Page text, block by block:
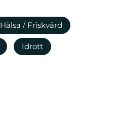
Hälsa / Friskvård
Idrott